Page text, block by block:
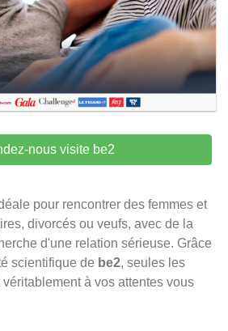
nous visite be2
pour rencontrer des femmes et
divorcés ou veufs, avec de la
d'une relation sérieuse. Grâce
scientifique de be2, seules les
à vos attentes vous